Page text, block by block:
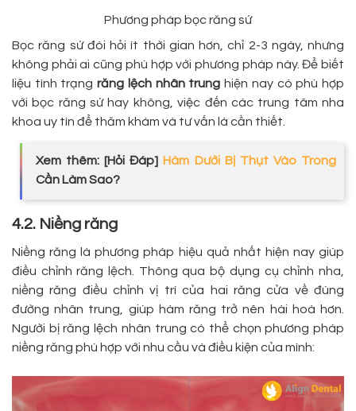
Phương pháp bọc răng sứ
Bọc răng sứ đòi hỏi ít thời gian hơn, chỉ 2-3 ngày, nhưng
không phải ai cũng phù hợp với phương pháp này. Để biết
liệu tình trạngrăng lệch nhân trung hiện nay có phù hợp
với bọc răng sứ hay không, việc đến các trung tâm nha
khoa uy tín để thăm khám và tư vấn là cần thiết.
Xem thêm: [Hỏi Đáp] Hàm Dưới Bị Thụt Vào Trong
Cần Làm Sao?
4.2. Niềng răng
Niềng răng là phương pháp hiệu quả nhất hiện nay giúp
điều chỉnh răng lệch. Thông qua bộ dụng cụ chỉnh nha,
niềng răng điều chỉnh vị trí của hai răng cửa về đúng
đường nhân trung, giúp hàm răng trở nên hài hoà hơn.
Người bị răng lệch nhân trung có thể chọn phương pháp
niềng răng phù hợp với nhu cầu và điều kiện của mình: